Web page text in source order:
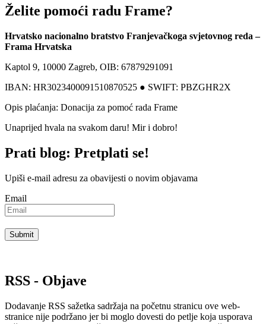
Želite pomoći radu Frame?
Hrvatsko nacionalno bratstvo Franjevačkoga svjetovnog reda –
Frama Hrvatska
Kaptol 9, 10000 Zagreb, OIB: 67879291091
IBAN: HR3023400091510870525 ● SWIFT: PBZGHR2X
Opis plaćanja: Donacija za pomoć rada Frame
Unaprijed hvala na svakom daru! Mir i dobro!
Prati blog: Pretplati se!
Upiši e-mail adresu za obavijesti o novim objavama
Email
RSS - Objave
Dodavanje RSS sažetka sadržaja na početnu stranicu ove web-
stranice nije podržano jer bi moglo dovesti do petlje koja usporava